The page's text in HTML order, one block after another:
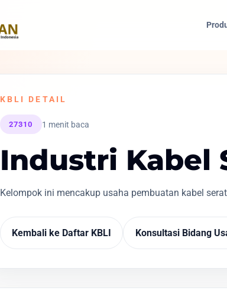
KBLI DETAIL
27310 1 menit baca
Industri Kabel
Kelompok ini mencakup usaha pembuatan kabel
Kembali ke Daftar KBLI Konsultasi Bidang